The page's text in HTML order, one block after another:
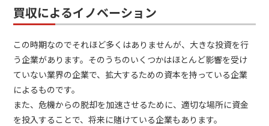
買収によるイノベーション
この時期なのでそれほど多くはありませんが、大きな投資を行
う企業があります。そのうちのいくつかはほとんど影響を受け
ていない業界の企業で、拡大するための資本を持っている企業
によるものです。
また、危機からの脱却を加速させるために、適切な場所に資金
を投入することで、将来に賭けている企業もあります。